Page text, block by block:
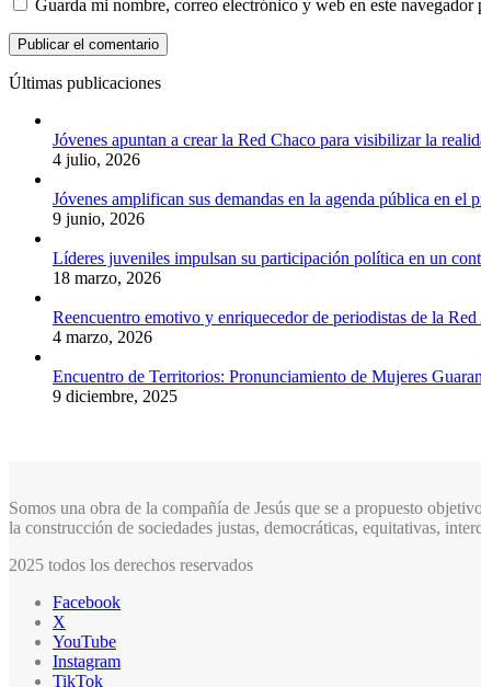
Guarda mi nombre, correo electrónico y web en este navegador
Últimas publicaciones
Jóvenes apuntan a crear la Red Chaco para visibilizar la
4 julio, 2026
Jóvenes amplifican sus demandas en la agenda pública en el
9 junio, 2026
Líderes juveniles impulsan su participación política en un
18 marzo, 2026
Reencuentro emotivo y enriquecedor de periodistas de la
4 marzo, 2026
Encuentro de Territorios: Pronunciamiento de Mujeres
9 diciembre, 2025
Somos una obra de la compañía de Jesús que se a propuesto
la construcción de sociedades justas, democráticas, equitativas,
2025 todos los derechos reservados
Facebook
X
YouTube
Instagram
TikTok